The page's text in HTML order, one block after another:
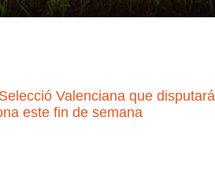
Valenciana que
este fin de semana